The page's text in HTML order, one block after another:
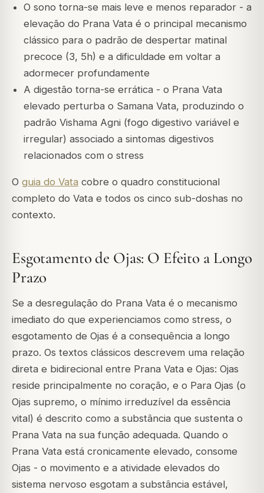
O sono torna-se mais leve e menos reparador - a
elevação do Prana Vata é o principal mecanismo
clássico para o padrão de despertar matinal
precoce (3, 5h) e a dificuldade em voltar a
adormecer profundamente
A digestão torna-se errática - o Prana Vata
elevado perturba o Samana Vata, produzindo o
padrão Vishama Agni (fogo digestivo variável e
irregular) associado a sintomas digestivos
relacionados com o stress
O guia do Vata cobre o quadro constitucional
completo do Vata e todos os cinco sub-doshas no
contexto.
Esgotamento de Ojas: O Efeito a Longo
Prazo
Se a desregulação do Prana Vata é o mecanismo
imediato do que experienciamos como stress, o
esgotamento de Ojas é a consequência a longo
prazo. Os textos clássicos descrevem uma relação
direta e bidirecional entre Prana Vata e Ojas: Ojas
reside principalmente no coração, e o Para Ojas (o
Ojas supremo, o mínimo irreduzível da essência
vital) é descrito como a substância que sustenta o
Prana Vata na sua função adequada. Quando o
Prana Vata está cronicamente elevado, consome
Ojas - o movimento e a atividade elevados do
sistema nervoso esgotam a substância estável,